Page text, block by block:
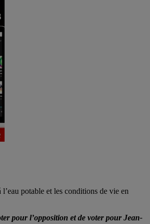
potable et les conditions de vie en
pour l’opposition et de voter pour Jean-